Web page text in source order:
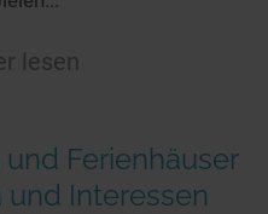
lesen
Ferienhäuser
Interessen